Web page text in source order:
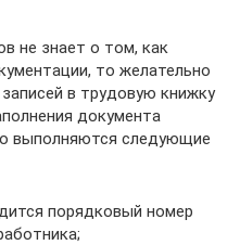
не знает о том, как
то желательно
в трудовую книжку
документа
выполняются следующие
порядковый номер